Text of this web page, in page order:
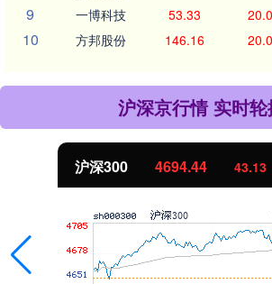
9 一博科技 53.33
10 方邦股份 146.16
沪深京行情 实时
北证50 1134.24 11.37